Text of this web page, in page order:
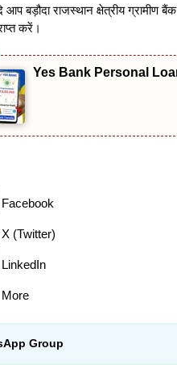
आप बड़ौदा राजस्थान क्षेत्रीय ग्रामीण
करें।
Yes Bank Personal Loan
Facebook
X (Twitter)
LinkedIn
More
Group